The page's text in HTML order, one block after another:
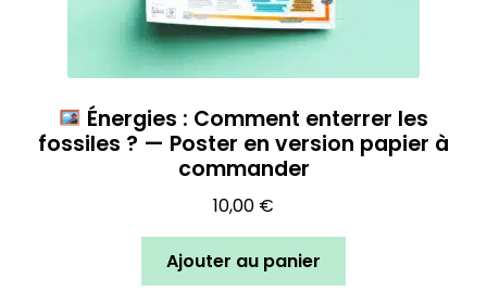
Énergies : Comment enterrer les
fossiles ? — Poster en version papier à
commander
10,00 €
Ajouter au panier